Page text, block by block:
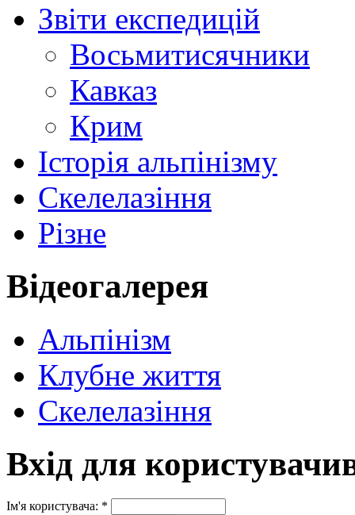
Звіти експедицій
Восьмитисячники
Кавказ
Крим
Історія альпінізму
Скелелазіння
Різне
Відеогалерея
Альпінізм
Клубне життя
Скелелазіння
Вхід для
Ім'я користувача: *